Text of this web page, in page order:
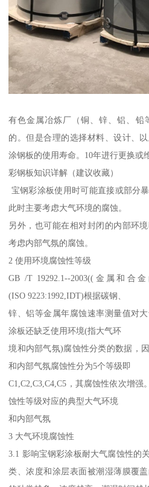
有色金属冶炼厂（铜、锌、铝、铅
的。但是合理的选择材料、设计、
涂钢板的使用寿命。10年进行更换或
彩钢板知识详解（建议收藏）
宝钢彩涂板使用时可能直接或部分
此时主要考虑大气环境的腐蚀。
另外，也可能在相对封闭的内部环
考虑内部气氛的腐蚀。
2 使用环境腐蚀性等级
GB /T 19292.1--2003((金属和合
(ISO 9223:1992,IDT)根据碳钢、
锌、铝等金属年腐蚀速率测量值对
涂板还缺乏使用环境(指大气环
境和内部气氛)腐蚀性分类的数据，
和内部气氛腐蚀性分为5个等级即
C1,C2,C3,C4,C5，其腐蚀性依次增
蚀性等级对应的典型大气环境
和内部气氛
3 大气环境腐蚀性
3.1 影响宝钢彩涂板耐大气腐蚀性的
类、浓度和涂层表面被潮湿薄膜覆